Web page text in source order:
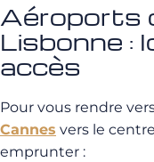
Aéroports
Lisbonne :
accès
Pour vous rendre
Cannes vers le
emprunter :